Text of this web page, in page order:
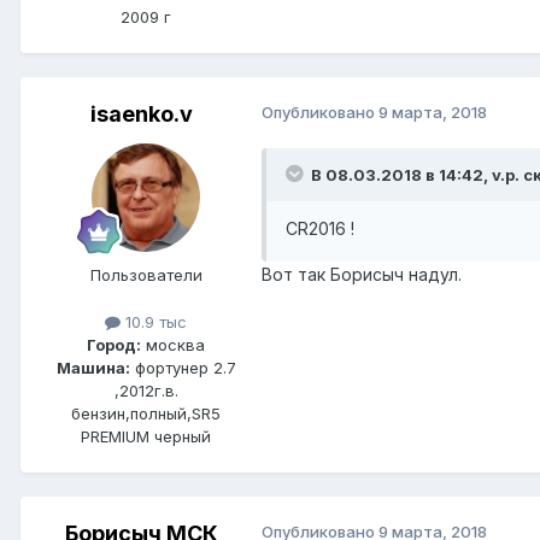
2009 г
isaenko.v
Пользователи
10.9 тыс
Город: москва
Машина: фортунер 2.7
,2012г.в.
бензин,полный,SR5
PREMIUM черный
Опубликовано 9 марта, 2018
В 08.03.2018 в 14:42, v.p.
CR2016 !
Вот так Борисыч надул.
Борисыч МСК Опубликовано 9 марта, 2018